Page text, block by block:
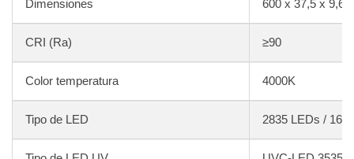
Dimensiones 600 x 37,5 x 9,6
CRI (Ra) ≥90
Color temperatura 4000K
Tipo de LED 2835 LEDs / 168